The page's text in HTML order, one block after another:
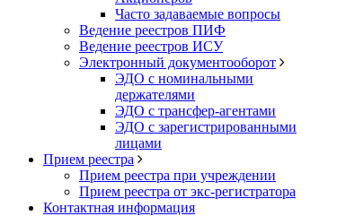
Часто задаваемые вопросы
Ведение реестров ПИФ
Ведение реестров ИСУ
Электронный документооборот
ЭДО с номинальными
держателями
ЭДО с трансфер-агентами
ЭДО с зарегистрированными
лицами
Прием реестра
Прием реестра при учреждении
Прием реестра от экс-регистратора
Контактная информация